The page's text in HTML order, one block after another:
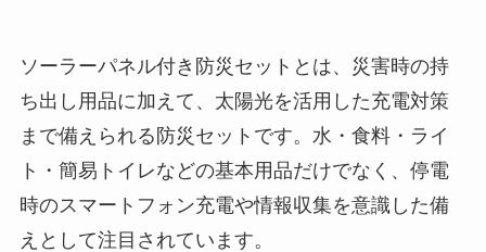
ソーラーパネル付き防災セットとは、災害時の持
ち出し用品に加えて、太陽光を活用した充電対策
まで備えられる防災セットです。水・食料・ライ
ト・簡易トイレなどの基本用品だけでなく、停電
時のスマートフォン充電や情報収集を意識した備
えとして注目されています。